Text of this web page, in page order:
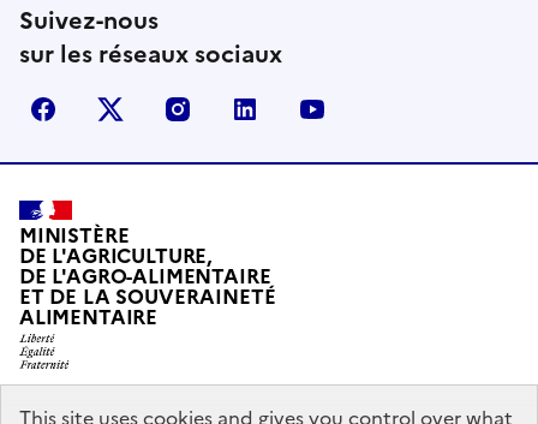
Suivez-nous
sur les réseaux sociaux
FacebookX (Anciennement Twitter)
InstagramLinkedIn
MINISTÈRE
DE L'AGRICULTURE,
DE L'AGRO-ALIMENTAIRE
ET DE LA SOUVERAINETÉ
ALIMENTAIRE
This site uses cookies and gives you control over what